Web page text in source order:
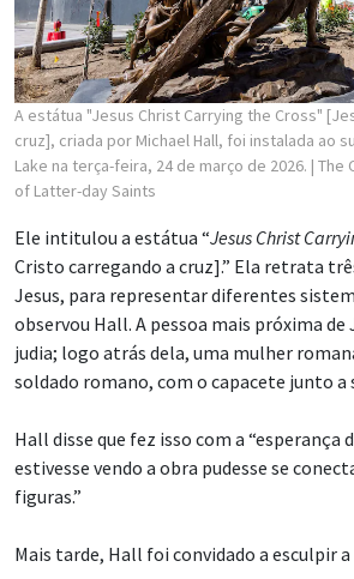
A estátua "Jesus Christ Carrying the Cross"
cruz], criada por Michael Hall, foi instalada ao
Lake na terça-feira, 24 de março de 2026. | The
of Latter-day Saints
Ele intitulou a estátua “Jesus Christ
Cristo carregando a cruz].” Ela retrata
Jesus, para representar diferentes
observou Hall. A pessoa mais próxima de
judia; logo atrás dela, uma mulher
soldado romano, com o capacete junto a
Hall disse que fez isso com a “esperança
estivesse vendo a obra pudesse se
figuras.”
Mais tarde, Hall foi convidado a esculpir